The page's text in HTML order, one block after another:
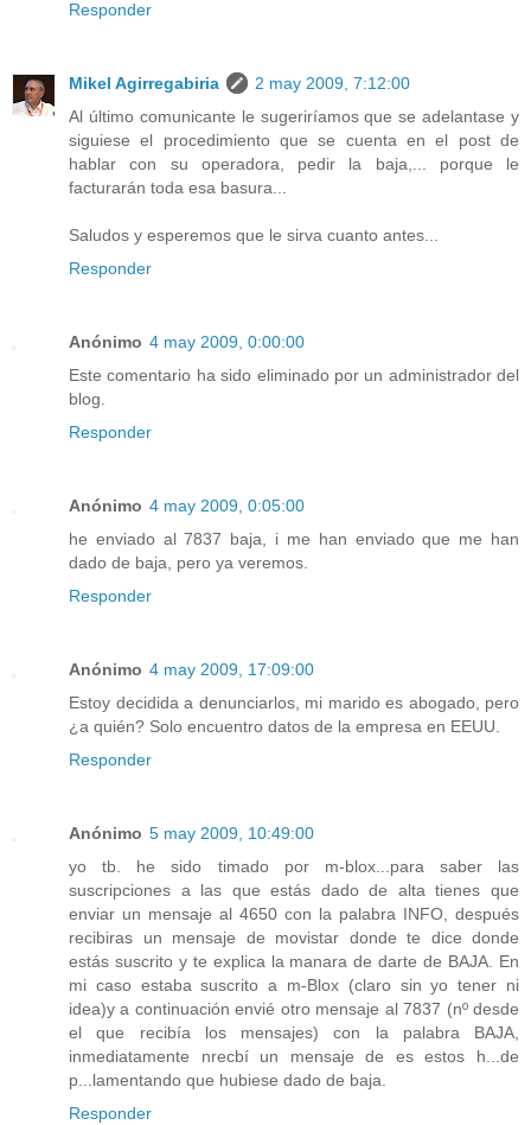
Responder
Mikel Agirregabiria
2 may 2009, 7:12:00
Al último comunicante le sugeriríamos que se adelantase y
siguiese el procedimiento que se cuenta en el post de
hablar con su operadora, pedir la baja,... porque le
facturarán toda esa basura...
Saludos y esperemos que le sirva cuanto antes...
Responder
Anónimo 4 may 2009, 0:00:00
Este comentario ha sido eliminado por un administrador del
blog.
Responder
Anónimo 4 may 2009, 0:05:00
he enviado al 7837 baja, i me han enviado que me han
dado de baja, pero ya veremos.
Responder
Anónimo 4 may 2009, 17:09:00
Estoy decidida a denunciarlos, mi marido es abogado, pero
¿a quién? Solo encuentro datos de la empresa en EEUU.
Responder
Anónimo 5 may 2009, 10:49:00
yo tb. he sido timado por m-blox...para saber las
suscripciones a las que estás dado de alta tienes que
enviar un mensaje al 4650 con la palabra INFO, después
recibiras un mensaje de movistar donde te dice donde
estás suscrito y te explica la manara de darte de BAJA. En
mi caso estaba suscrito a m-Blox (claro sin yo tener ni
idea)y a continuación envié otro mensaje al 7837 (nº desde
el que recibía los mensajes) con la palabra BAJA,
inmediatamente nrecbí un mensaje de es estos h...de
p...lamentando que hubiese dado de baja.
Responder